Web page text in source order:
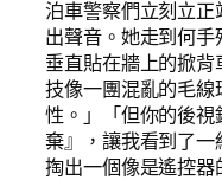
泊車警察們立刻立
出聲音。她走到何
垂直貼在牆上的掀
技像一團混亂的毛
性。」「但你的後
棄』，讓我看到了
掏出一個像是遙控